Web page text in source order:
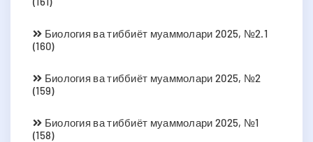
Биология ва тиббиёт муаммолари 2025, №2.1
(160)
Биология ва тиббиёт муаммолари 2025, №2
(159)
Биология ва тиббиёт муаммолари 2025, №1
(158)